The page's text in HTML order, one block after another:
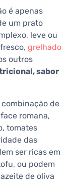
é apenas
um prato
leve ou
grelhado
outros
sabor
de
romana,
tomates
das
ser ricas em
ou podem
de oliva